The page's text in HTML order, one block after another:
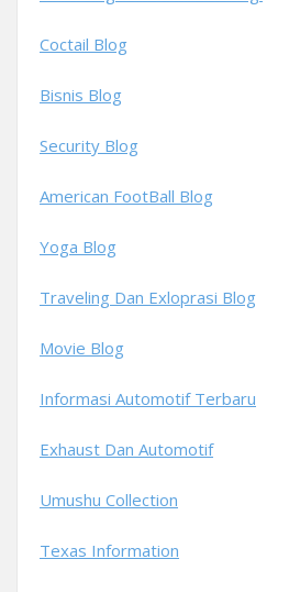
Coctail Blog
Bisnis Blog
Security Blog
American FootBall Blog
Yoga Blog
Traveling Dan Exloprasi Blog
Movie Blog
Informasi Automotif Terbaru
Exhaust Dan Automotif
Umushu Collection
Texas Information